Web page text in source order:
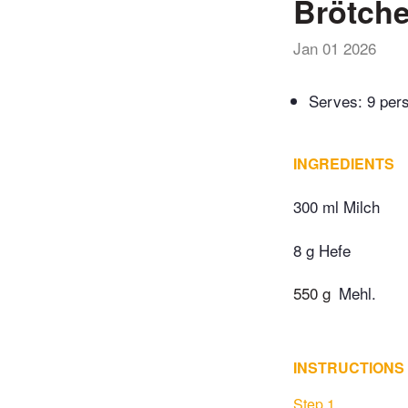
Jan 01 2026
Serves: 9
INGREDIENTS
300 ml Milch
8 g Hefe
550 g Mehl.
INSTRUCTIONS